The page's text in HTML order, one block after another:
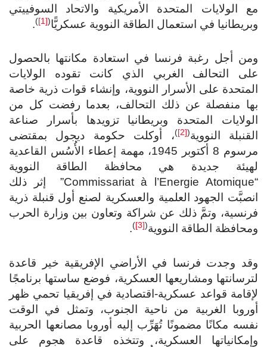
مع الولايات المتحدة الأمريكية والاتحاد السوفييتي
وبريطانيا في استعمال الطاقة النووية عسكريًّا(
[1]
)
.
ومن أجل رغبة فرنسا في استعادة مكانتها بالحصول
على التحالف الغربي الذي كانت تقوده الولايات
المتحدة على الأسرار النووية، وإنشاء قوات ذرية خاصة
بها منفصلة عن ذلك التحالف، بعدما رفضت كل من
الولايات المتحدة وبريطانيا تزويدها بأسرار صناعة
القنبلة النووية(
[2]
)، أوكلت حكومة ديجول بمقتضى
مرسوم 8 أكتوبر 1945، مهمة إعطاء الأُسُس القاعدية
لهيئة جديدة هي محافظة الطاقة النووية
“Commissariat à l’Energie Atomique” إثر ذلك
انصبَّت الجهود العلمية والعسكرية لصنع أول قنبلة ذرية
فرنسية، وتمَّ ذلك عن شراكة وتعاون بين وزارة الحرب
ومحافظة الطاقة النووية(
[3]
)
.
وقد وجدت فرنسا في الأراضي الإفريقية خير قاعدة
لترسانتها ومشاريعها العسكرية، فوضع ساستها برنامجًا
لإقامة قواعد عسكرية-اقتصادية في إفريقيا تحمي ظهر
أوروبا الغربية من ناحية الجنوب، وتمثل في الوقت
نفسه مكانًا مضمونًا تُهَرِّب إليه أوروبا مصانعها الحربية
وإمكانياتها العسكرية، وتتخذه قاعدة هجوم على